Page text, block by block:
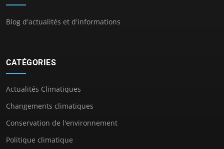
Blog d'actualités et d'informations
CATÉGORIES
Actualités Climatiques
Changements climatiques
Conservation de l'environnement
Politique climatique